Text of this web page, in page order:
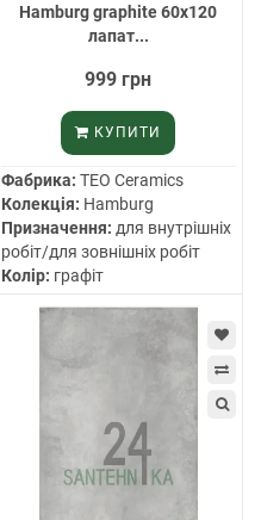
Hamburg graphite 60х120
лапат...
999 грн
КУПИТИ
Фабрика: TEO Ceramics
Колекція: Hamburg
Призначення: для внутрішніх
робіт/для зовнішніх робіт
Колір: графіт